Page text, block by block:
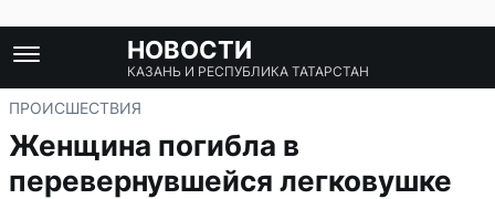
НОВОСТИ
КАЗАНЬ И РЕСПУБЛИКА ТАТАРСТАН
ПРОИСШЕСТВИЯ
Женщина погибла в
перевернувшейся легковушке